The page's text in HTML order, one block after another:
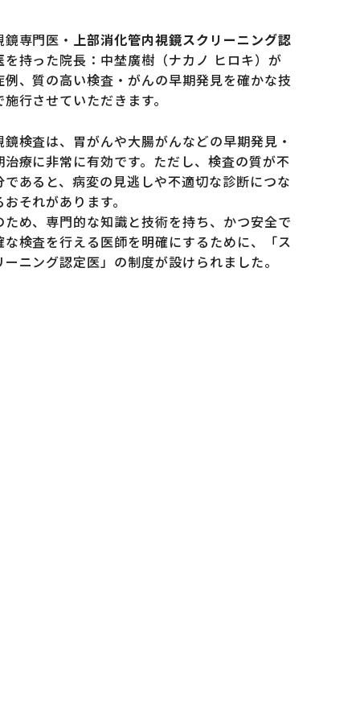
専門医・ 上部消化管内視鏡スクリーニング認
を持った院長：中埜廣樹（ナカノ ヒロキ）が
例、質の高い検査・がんの早期発見を確かな技
施行させていただきます。
鏡検査は、胃がんや大腸がんなどの早期発見・
治療に非常に有効です。ただし、検査の質が不
であると、病変の見逃しや不適切な診断につな
それがあります。
ため、専門的な知識と技術を持ち、かつ安全で
な検査を行える医師を明確にするために、「ス
ーニング認定医」の制度が設けられました。